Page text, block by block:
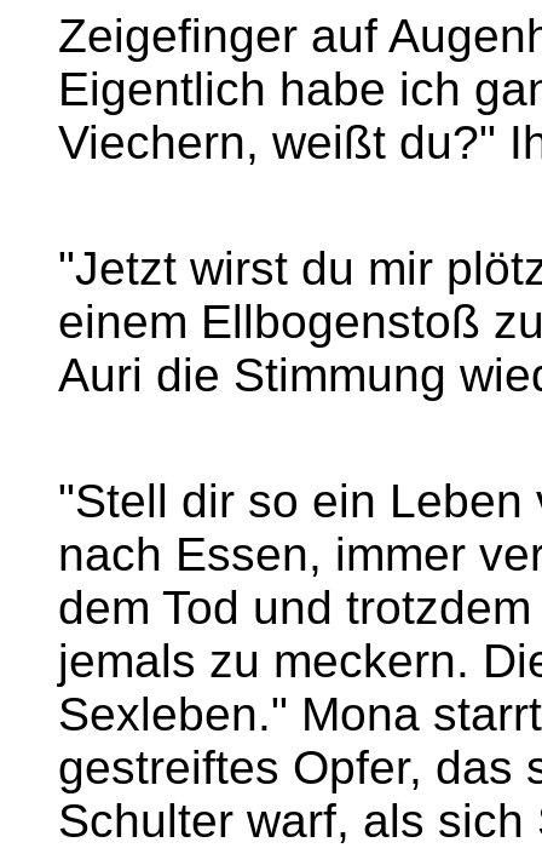
Zeigefinger auf
Eigentlich habe ich
Viechern, weißt du?"
"Jetzt wirst du mir
einem Ellbogenstoß
Auri die Stimmung
"Stell dir so ein
nach Essen, immer
dem Tod und
jemals zu meckern.
Sexleben." Mona
gestreiftes Opfer, das
Schulter warf, als